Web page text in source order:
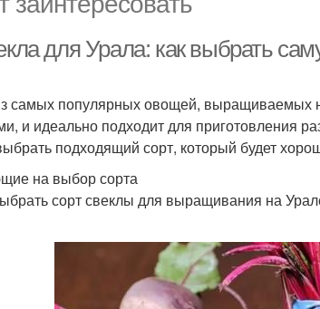
для Урала: как выбрать
самых популярных овощей, выращиваемых
и идеально подходит для приготовления
подходящий сорт, который будет
на выбор сорта
сорт свеклы для выращивания на